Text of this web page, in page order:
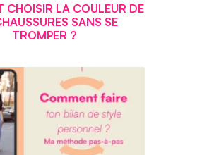
CHOISIR LA COULEUR DE
SANS SE
TROMPER ?